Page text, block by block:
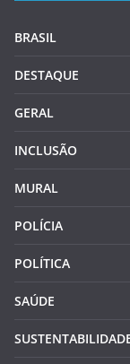
BRASIL
DESTAQUE
GERAL
INCLUSÃO
MURAL
POLÍCIA
POLÍTICA
SAÚDE